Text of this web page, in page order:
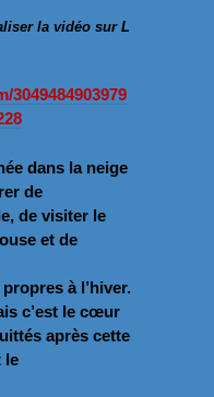
la vidéo sur L
3049484903979
dans la neige
de
de visiter le
et de
à l’hiver.
c’est le cœur
après cette
le